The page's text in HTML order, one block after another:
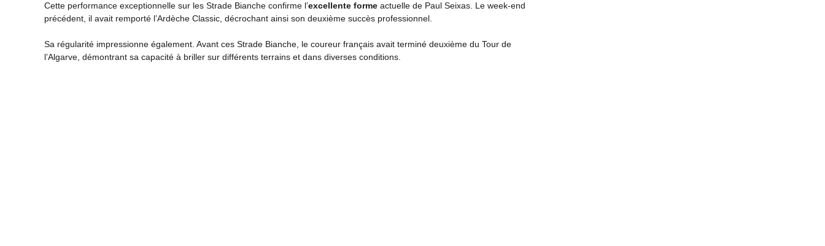
Cette performance exceptionnelle sur les Strade Bianche confirme l’excellente forme actuelle de Paul Seixas. Le week-end
précédent, il avait remporté l’Ardèche Classic, décrochant ainsi son deuxième succès professionnel.
Sa régularité impressionne également. Avant ces Strade Bianche, le coureur français avait terminé deuxième du Tour de
l’Algarve, démontrant sa capacité à briller sur différents terrains et dans diverses conditions.